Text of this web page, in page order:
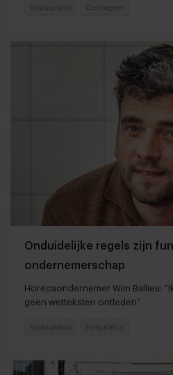
Restaurants Concepten
Onduidelijke regels zijn
ondernemerschap
Horecaondernemer Wim Ballieu:
geen wetteksten ontleden”
Restaurants Hospitality